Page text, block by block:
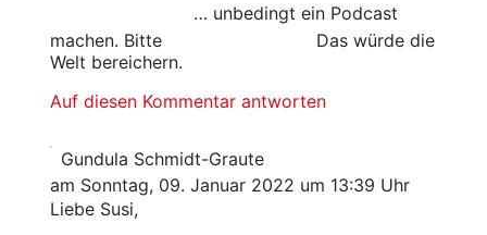
… unbedingt ein Podcast
machen. Bitte
Das würde die
Welt bereichern.
Auf diesen Kommentar antworten
Gundula Schmidt-Graute
am Sonntag, 09. Januar 2022 um 13:39 Uhr
Liebe Susi,